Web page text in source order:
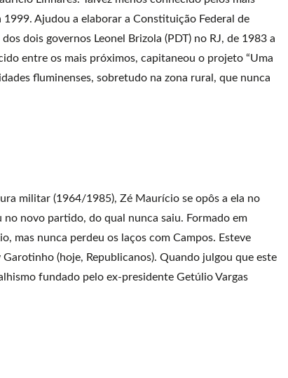
Ajudou a elaborar a Constituição Federal de
dois governos Leonel Brizola (PDT) no RJ, de 1983 a
entre os mais próximos, capitaneou o projeto “Uma
fluminenses, sobretudo na zona rural, que nunca
militar (1964/1985), Zé Maurício se opôs a ela no
novo partido, do qual nunca saiu. Formado em
mas nunca perdeu os laços com Campos. Esteve
(hoje, Republicanos). Quando julgou que este
fundado pelo ex-presidente Getúlio Vargas